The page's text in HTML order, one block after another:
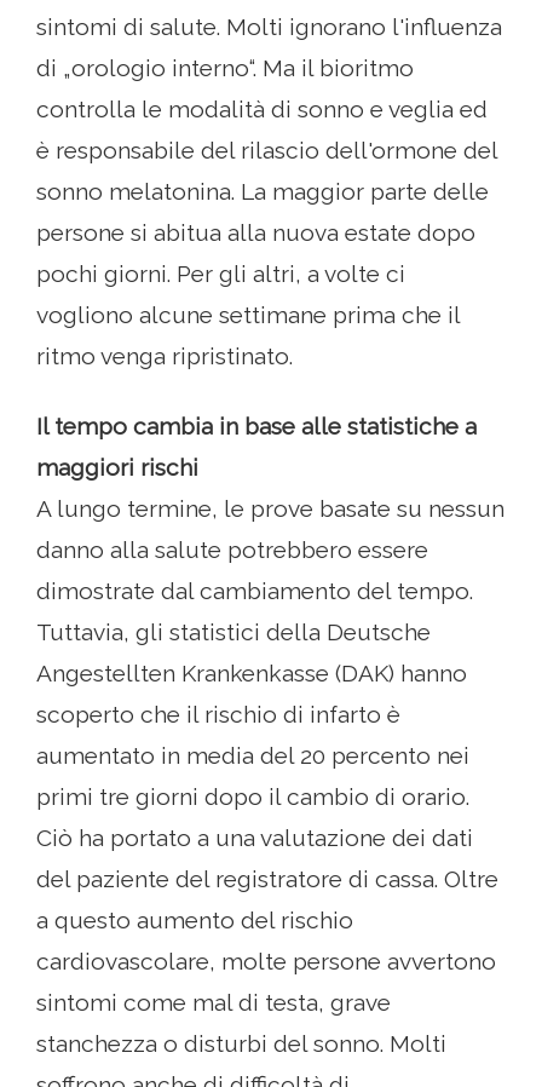
sintomi di salute. Molti ignorano l'influenza
di „orologio interno“. Ma il bioritmo
controlla le modalità di sonno e veglia ed
è responsabile del rilascio dell'ormone del
sonno melatonina. La maggior parte delle
persone si abitua alla nuova estate dopo
pochi giorni. Per gli altri, a volte ci
vogliono alcune settimane prima che il
ritmo venga ripristinato.
Il tempo cambia in base alle statistiche a
maggiori rischi
A lungo termine, le prove basate su nessun
danno alla salute potrebbero essere
dimostrate dal cambiamento del tempo.
Tuttavia, gli statistici della Deutsche
Angestellten Krankenkasse (DAK) hanno
scoperto che il rischio di infarto è
aumentato in media del 20 percento nei
primi tre giorni dopo il cambio di orario.
Ciò ha portato a una valutazione dei dati
del paziente del registratore di cassa. Oltre
a questo aumento del rischio
cardiovascolare, molte persone avvertono
sintomi come mal di testa, grave
stanchezza o disturbi del sonno. Molti